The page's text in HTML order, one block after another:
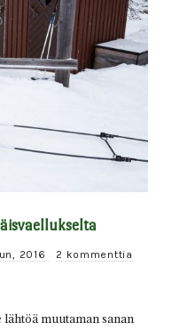
2016
2 kommenttia
muutaman sanan